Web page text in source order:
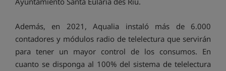
Además, en 2021, Aqualia instaló más de 6.000
contadores y módulos radio de telelectura que servirán
para tener un mayor control de los consumos. En
cuanto se disponga al 100% del sistema de telelectura